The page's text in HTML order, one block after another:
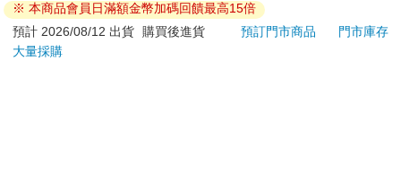
若非上列種類商品，均享有到貨7天的猶豫期（含例假
日）。
辦理退換貨時，商品（組合商品恕無法接受單獨退貨）必須